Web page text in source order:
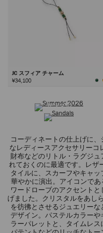
JC スフィア チャーム
¥34,100
サンダル
コーディネートの仕上げに
なレディースアクセサリー
財布などのリトル・ラグジ
れておくのに最適です。レザ
タイルに、スカーフやキャ
華やかに演出。アイコンであ
ワードローブのアクセント
げました。クリスタルをあし
を彷彿とさせるジュエリー
デザイン。パステルカラー
ラーパレットと、タイムレ